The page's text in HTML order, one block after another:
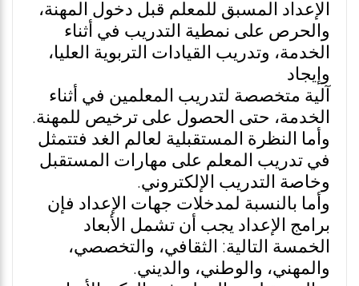
الإعداد المسبق للمعلم قبل دخول المهنة،
والحرص على نمطية التدريب في أثناء
الخدمة، وتدريب القيادات التربوية العليا،
وإيجاد
آلية متخصصة لتدريب المعلمين في أثناء
الخدمة، حتى الحصول على ترخيص للمهنة.
وأما النظرة المستقبلية لعالم الغد فتتمثل
في تدريب المعلم على مهارات المستقبل
وخاصة التدريب الإلكتروني.
وأما بالنسبة لمدخلات جهات الإعداد فإن
برامج الإعداد يجب أن تشمل الأبعاد
الخمسة التالية: الثقافي، والتخصصي،
والمهني، والوطني، والديني.